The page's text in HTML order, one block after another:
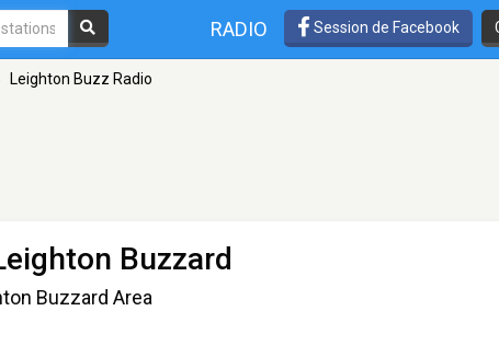
RADIO Session de Facebook
Leighton Buzz Radio
Buzzard
Buzzard Area